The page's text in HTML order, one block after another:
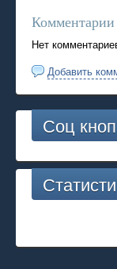
Нет
Добавить
Соц